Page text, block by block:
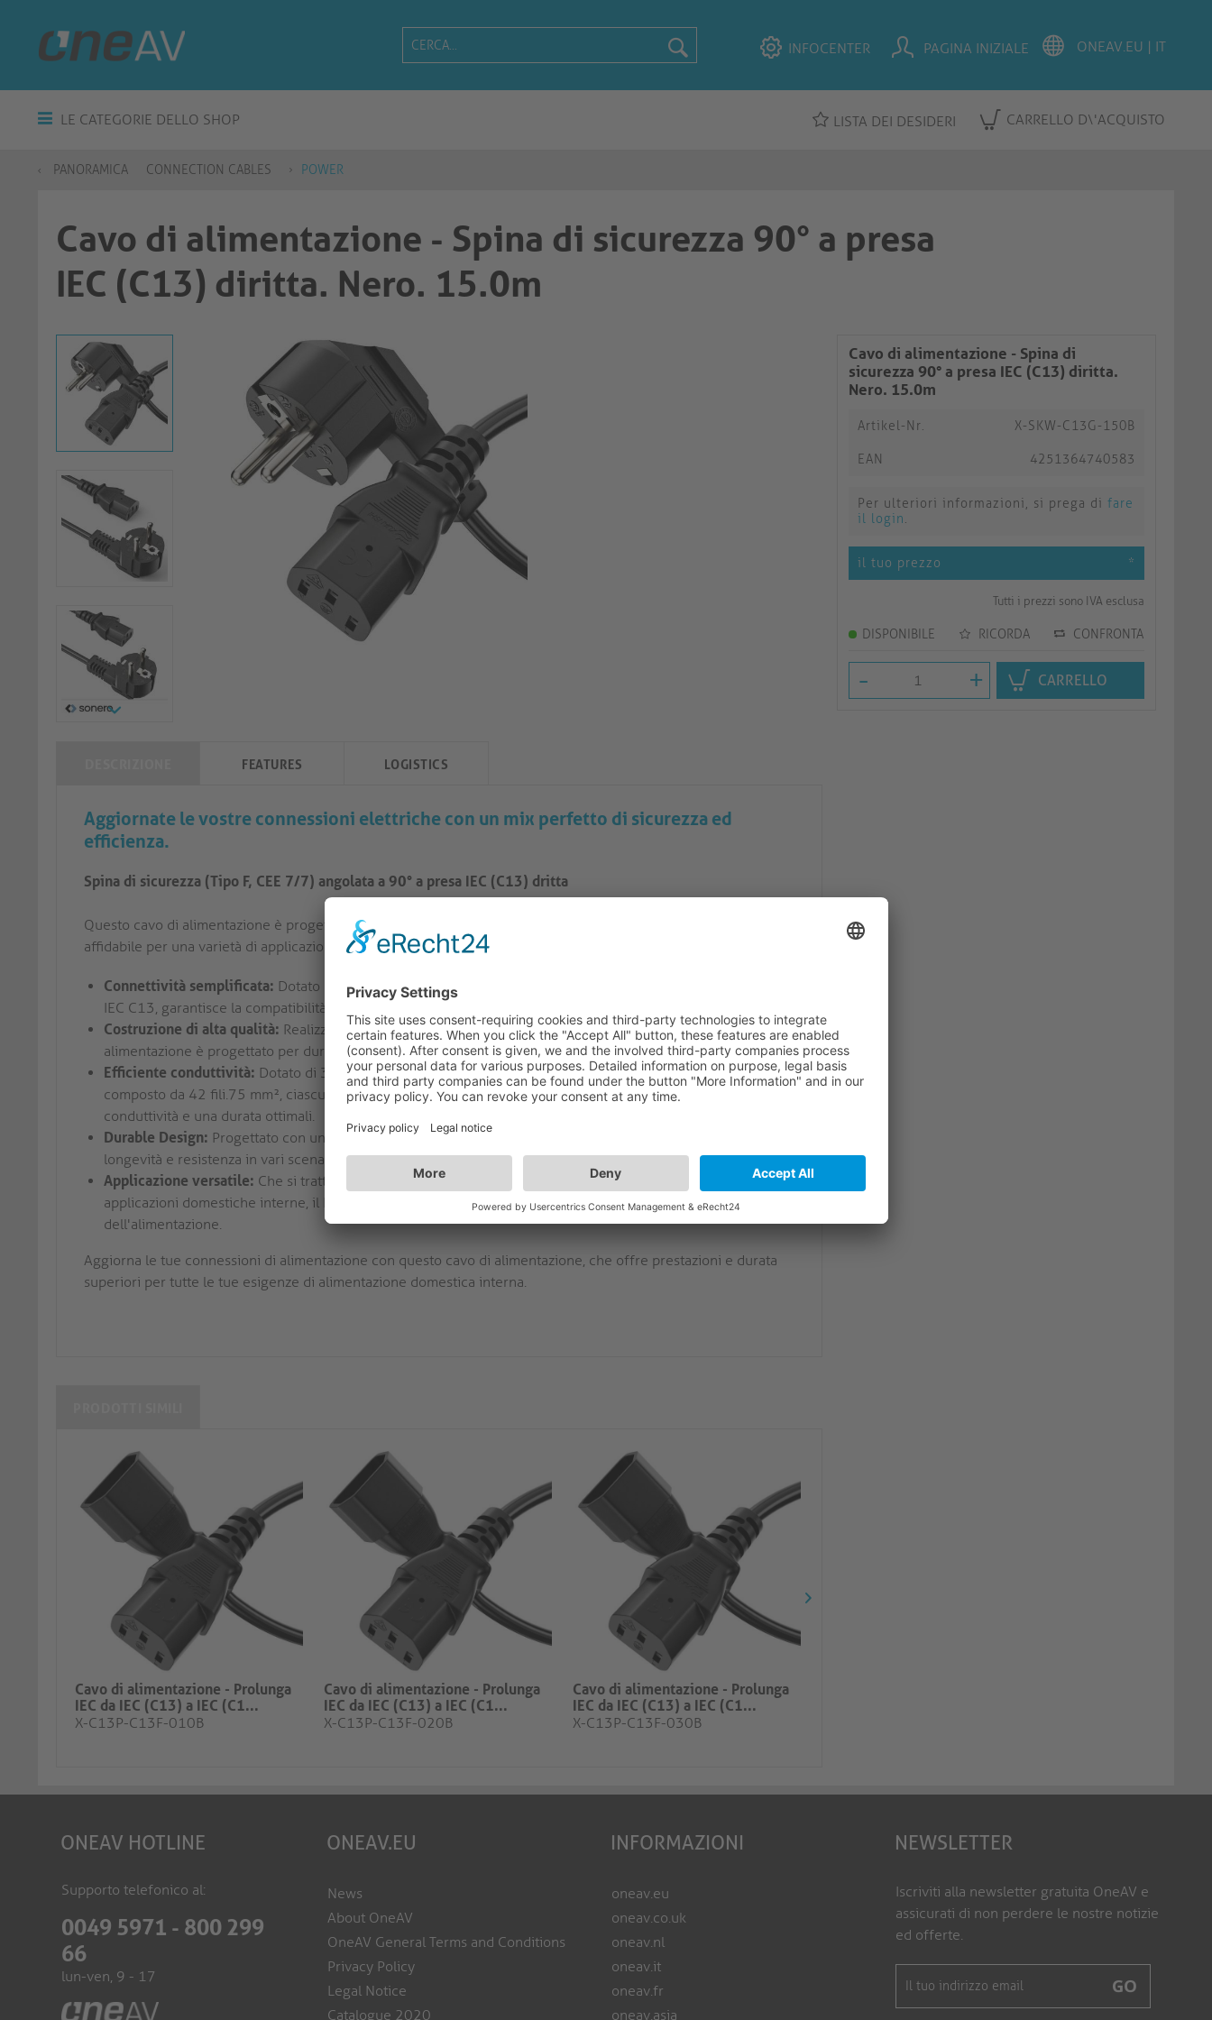
INFOCENTER PAGINA INIZIALE
LE CATEGORIE DELLO SHOP LISTA DEI DESIDERI CARRELLO D\'ACQUISTO
PANORAMICA CONNECTION CABLES POWER
Cavo di alimentazione - Spina di sicurezza 90° a presa
IEC (C13) diritta. Nero. 15.0m
Cavo di alimentazione - Spina di
sicurezza 90° a presa IEC (C13) diritta.
Nero. 15.0m
Artikel-Nr. X-SKW-C13G-150B
EAN 4251364740583
Per ulteriori informazioni, si prega di fare
il login.
il tuo prezzo *
Tutti i prezzi sono IVA esclusa
DISPONIBILE RICORDA CONFRONTA
- + CARRELLO
FEATURES LOGISTICS
Aggiornate le vostre connessioni elettriche con un mix perfetto di sicurezza ed
efficienza.
Spina di sicurezza (Tipo F, CEE 7/7) angolata a 90° a presa IEC (C13) dritta
Questo cavo di alimentazione è progettato per offrire una connettività perfetta e una trasmissione di energia
affidabile per una varietà di applicazioni domestiche in interni.
Connettività semplificata: Dotato di una spina di sicurezza (Tipo F, CEE 7/7) angolata a connettore dritto
IEC C13, garantisce la compatibilità con un'ampia gamma di dispositivi.
Costruzione di alta qualità: Realizzato con guaina esterna in PVC (H05-VV-F), questo cavo di
alimentazione è progettato per durare e resistere all'usura quotidiana.
Efficiente conduttività: Dotato di 3 conduttori interni con un diametro di 0. 75 mm², ognuno dei quali è
composto da 42 fili.75 mm², ciascuno composto da 42 fili di rame da 0,148 mm², che garantiscono una
conduttività e una durata ottimali.
Durable Design: Progettato con una precisa protezione contro la piegatura del cavo, che assicura
longevità e resistenza in vari scenari di utilizzo.
Applicazione versatile: Che si tratti di sistemi di intrattenimento domestico, configurazioni di uffici o altre
applicazioni domestiche interne, il Powercord è la scelta definitiva per un'estensione affidabile
dell'alimentazione.
Aggiorna le tue connessioni di alimentazione con questo cavo di alimentazione, che offre prestazioni e durata
superiori per tutte le tue esigenze di alimentazione domestica interna.
Cavo di alimentazione - Prolunga
IEC da IEC (C13) a IEC (C1...
X-C13P-C13F-010B
Cavo di alimentazione - Prolunga
IEC da IEC (C13) a IEC (C1...
X-C13P-C13F-020B
Cavo di alimentazione - Prolunga
IEC da IEC (C13) a IEC (C1...
X-C13P-C13F-030B
ONEAV HOTLINE
Supporto telefonico al:
0049 5971 - 800 299
66
lun-ven, 9 - 17
ONEAV.EU
News
About OneAV
OneAV General Terms and Conditions
Privacy Policy
Legal Notice
Catalogue 2020
INFORMAZIONI
oneav.eu
oneav.co.uk
oneav.nl
oneav.it
oneav.fr
oneav.asia
NEWSLETTER
Iscriviti alla newsletter gratuita OneAV e
assicurati di non perdere le nostre notizie
ed offerte.